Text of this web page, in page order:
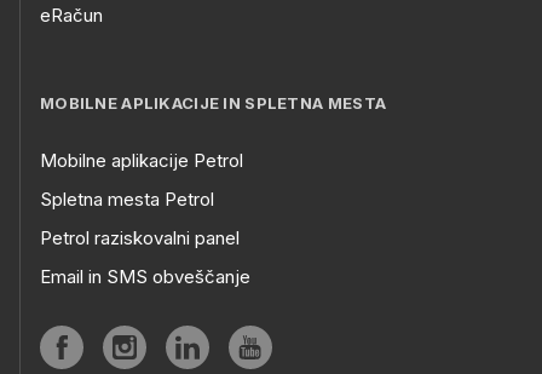
eRačun
MOBILNE APLIKACIJE IN SPLETNA MESTA
Mobilne aplikacije Petrol
Spletna mesta Petrol
Petrol raziskovalni panel
Email in SMS obveščanje